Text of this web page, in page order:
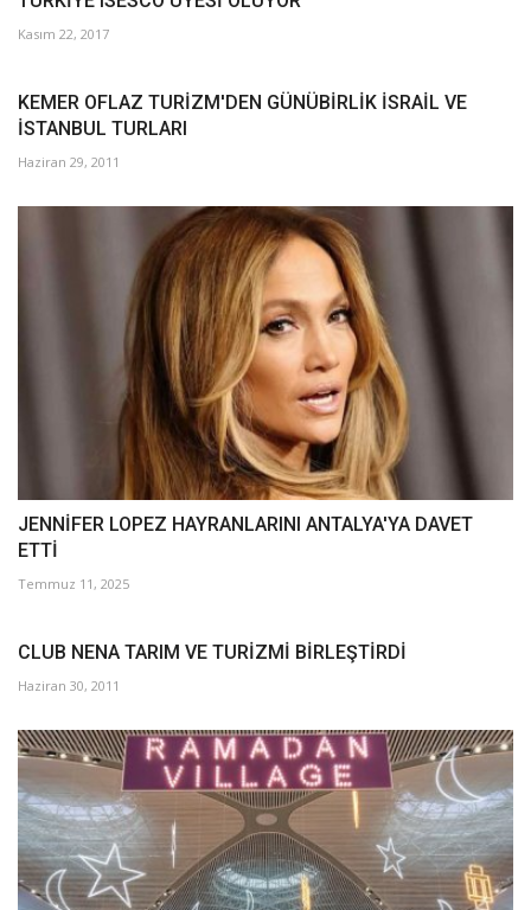
Kasım 22, 2017
KEMER OFLAZ TURİZM'DEN GÜNÜBİRLİK İSRAİL VE
İSTANBUL TURLARI
Haziran 29, 2011
JENNİFER LOPEZ HAYRANLARINI ANTALYA'YA DAVET
ETTİ
Temmuz 11, 2025
CLUB NENA TARIM VE TURİZMİ BİRLEŞTİRDİ
Haziran 30, 2011